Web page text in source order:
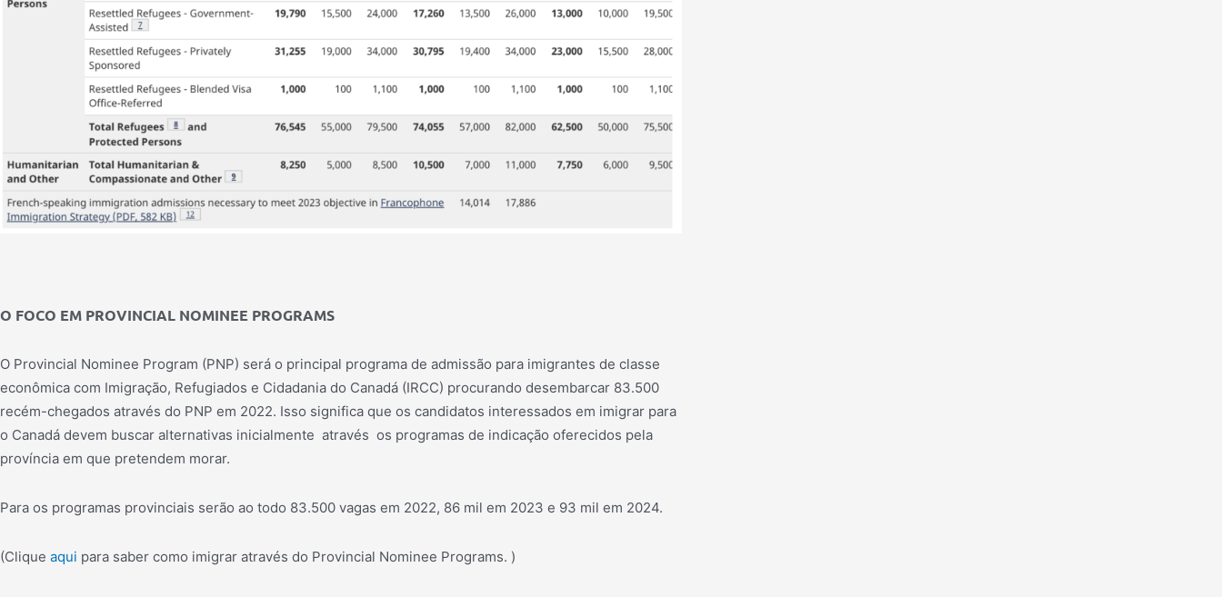
O FOCO EM PROVINCIAL NOMINEE PROGRAMS
O Provincial Nominee Program (PNP) será o principal programa de admissão para imigrantes de classe
econômica com Imigração, Refugiados e Cidadania do Canadá (IRCC) procurando desembarcar 83.500
recém-chegados através do PNP em 2022. Isso significa que os candidatos interessados ​​em imigrar para
o Canadá devem buscar alternativas inicialmente através os programas de indicação oferecidos pela
província em que pretendem morar.
Para os programas provinciais serão ao todo 83.500 vagas em 2022, 86 mil em 2023 e 93 mil em 2024.
(Clique aqui para saber como imigrar através do Provincial Nominee Programs. )